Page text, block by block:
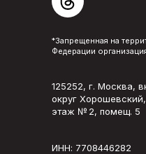
*Запрещенная на
Федерации
ИНН: 7708446282
125252, г. Москва,
округ
этаж № 2, помещ. 5